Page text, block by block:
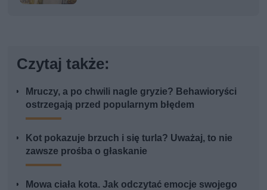
Czytaj także:
Mruczy, a po chwili nagle gryzie? Behawioryści
ostrzegają przed popularnym błędem
Kot pokazuje brzuch i się turla? Uważaj, to nie
zawsze prośba o głaskanie
Mowa ciała kota. Jak odczytać emocje swojego